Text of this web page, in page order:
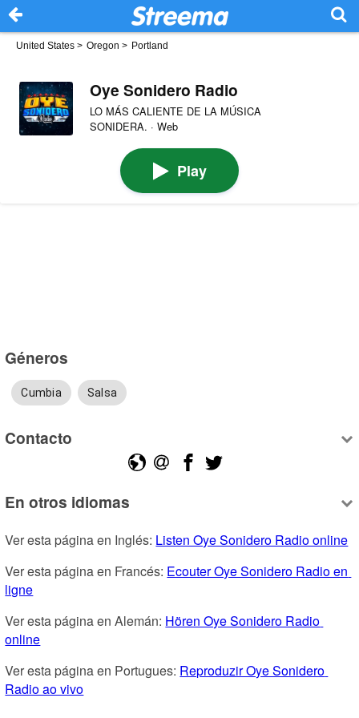
United States > Oregon > Portland
Oye Sonidero Radio
LO MÁS CALIENTE DE LA MÚSICA
SONIDERA. · Web
Play
Géneros
Cumbia Salsa
Contacto
En otros idiomas
Ver esta página en Inglés: Listen Oye Sonidero Radio online
Ver esta página en Francés: Ecouter Oye Sonidero Radio en
ligne
Ver esta página en Alemán: Hören Oye Sonidero Radio
online
Ver esta página en Portugues: Reproduzir Oye Sonidero
Radio ao vivo